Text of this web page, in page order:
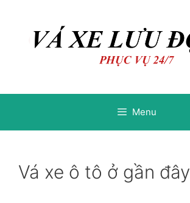
Menu
Vá xe ô tô ở gần đây